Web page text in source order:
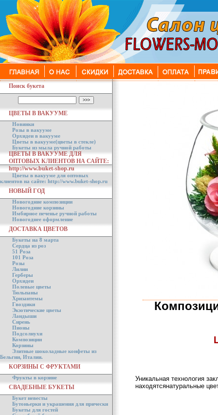
Поиск букета
ЦВЕТЫ В ВАКУУМЕ
Новинки
Розы в вакууме
Орхидеи в вакууме
Цветы в вакууме(цветы в стекле)
Букеты из мыла ручной работы
ЦВЕТЫ В ВАКУУМЕ ДЛЯ
ОПТОВЫХ КЛИЕНТОВ НА САЙТЕ:
http://www.buket-shop.ru
Цветы в вакууме для оптовых
клиентов на сайте: http://www.buket-shop.ru
НОВЫЙ ГОД
Новогодние композиции
Новогодние корзины
Имбирное печенье ручной работы
Новогоднее оформление
ДОСТАВКА ЦВЕТОВ
Букеты на 8 марта
Сердца из роз
51 Роза
101 Роза
Розы
Лилии
Герберы
Орхидеи
Полевые цветы
Тюльпаны
Хризантемы
Гвоздики
Экзотические цветы
Ландыши
Сирень
Пионы
Подсолнухи
Композиции
Корзины
Элитные шоколадные конфеты из
Бельгии, Италии.
КОРЗИНЫ С ФРУКТАМИ
Фрукты в корзине
СВАДЕБНЫЕ БУКЕТЫ
Букет невесты
Бутоньерки и украшения для прически
Букеты для гостей
Уникальная технология
находятсянатуральные